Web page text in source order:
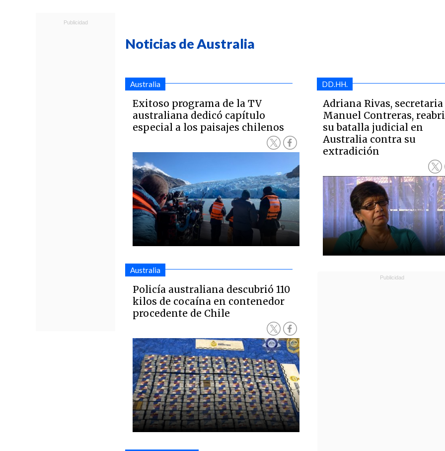
Noticias de Australia
Australia
Exitoso programa de la TV
australiana dedicó capítulo
especial a los paisajes chilenos
Australia
Policía australiana descubrió 110
kilos de cocaína en contenedor
procedente de Chile
DD.HH.
Adriana Rivas, secretaria
Manuel Contreras,
su batalla judicial en
Australia contra su
extradición